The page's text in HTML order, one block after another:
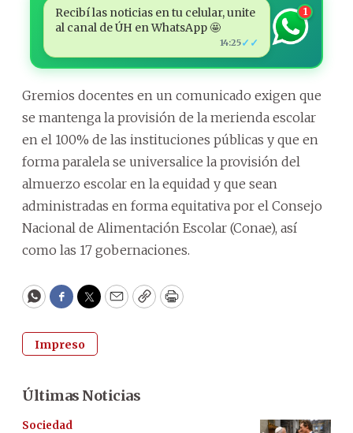
Recibí las noticias en tu celular, unite
al canal de ÚH en WhatsApp 🤩
14:25✓✓
1
Gremios docentes en un comunicado exigen que
se mantenga la provisión de la merienda escolar
en el 100% de las instituciones públicas y que en
forma paralela se universalice la provisión del
almuerzo escolar en la equidad y que sean
administradas en forma equitativa por el Consejo
Nacional de Alimentación Escolar (Conae), así
como las 17 gobernaciones.
WhatsApp
Facebook
Twitter
EmailCopyPrint
Impreso
Últimas Noticias
Sociedad